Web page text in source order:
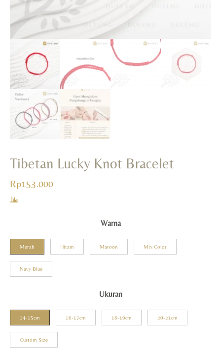
Tibetan Lucky Knot Bracelet
Rp153.000
Warna
Merah Hitam Maroon Mix Color
Navy Blue
Ukuran
14-15cm 16-17cm 18-19cm 20-21cm
Custom Size